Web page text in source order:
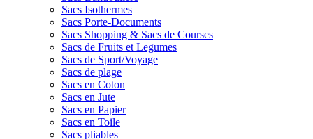
Sacs Isothermes
Sacs Porte-Documents
Sacs Shopping & Sacs de Courses
Sacs de Fruits et Legumes
Sacs de Sport/Voyage
Sacs de plage
Sacs en Coton
Sacs en Jute
Sacs en Papier
Sacs en Toile
Sacs pliables